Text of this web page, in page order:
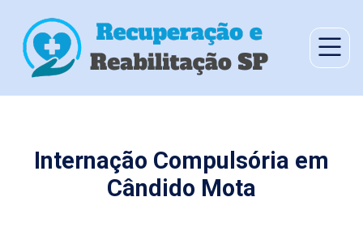
Internação Compulsória em
Cândido Mota